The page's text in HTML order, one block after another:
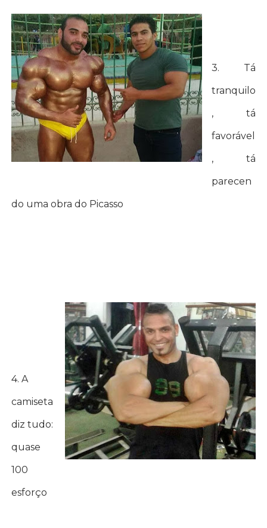
3. Tá
tranquilo
, tá
favorável
, tá
parecen
do uma obra do Picasso
4. A
camiseta
diz tudo:
quase
100
esforço